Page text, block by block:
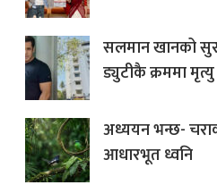
सलमान खानको
ड्युटीकै क्रममा मृत्यु
अध्ययन भन्छ-
आधारभूत ध्वनि